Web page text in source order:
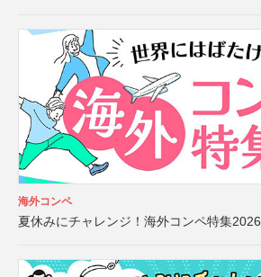
海外コンペ
夏休みにチャレンジ！海外コンペ特集2026